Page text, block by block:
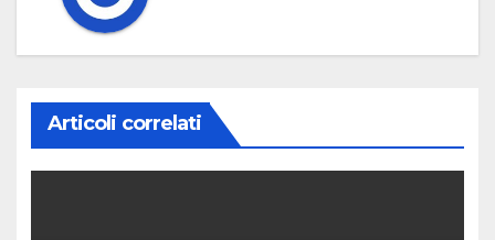
Articoli correlati